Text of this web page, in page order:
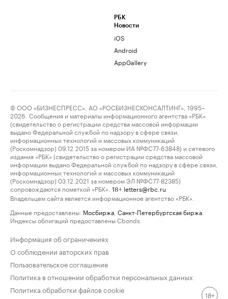
РБК
Новости
iOS
Android
AppGallery
© ООО «БИЗНЕСПРЕСС», АО «РОСБИЗНЕСКОНСАЛТИНГ», 1995–
2026. Сообщения и материалы информационного агентства «РБК»
(свидетельство о регистрации средства массовой информации
выдано Федеральной службой по надзору в сфере связи,
информационных технологий и массовых коммуникаций
(Роскомнадзор) 09.12.2015 за номером ИА №ФС77-63848) и сетевого
издания «РБК» (свидетельство о регистрации средства массовой
информации выдано Федеральной службой по надзору в сфере связи,
информационных технологий и массовых коммуникаций
(Роскомнадзор) 03.12.2021 за номером ЭЛ №ФС77-82385)
сопровождаются пометкой «РБК».
18+ letters@rbc.ru
Владельцем сайта является информационное агентство «РБК».
Данные предоставлены: Мосбиржа Санкт-Петербургская биржа
Индексы облигаций предоставлены Cbonds.
Информация об ограничениях
О соблюдении авторских прав
Пользовательское соглашение
Политика в отношении обработки персональных данных
Политика обработки файлов cookie
18+